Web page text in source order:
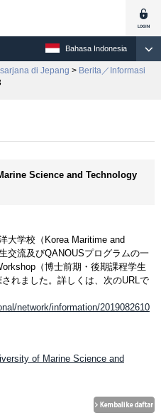
Bahasa Indonesia
di Jepang > Berita／Informasi
Science and Technology
大学校（Korea Maritime and
交流及びQANOUSプログラムの一
（博士前期・後期課程学生
れました。詳しくは、次のURLで
network/information/2019082610
of Marine Science and